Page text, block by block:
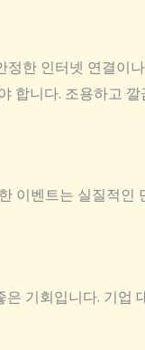
정한 인터넷 연결이
합니다. 조용하고
이벤트는 실질적인
기회입니다. 기업